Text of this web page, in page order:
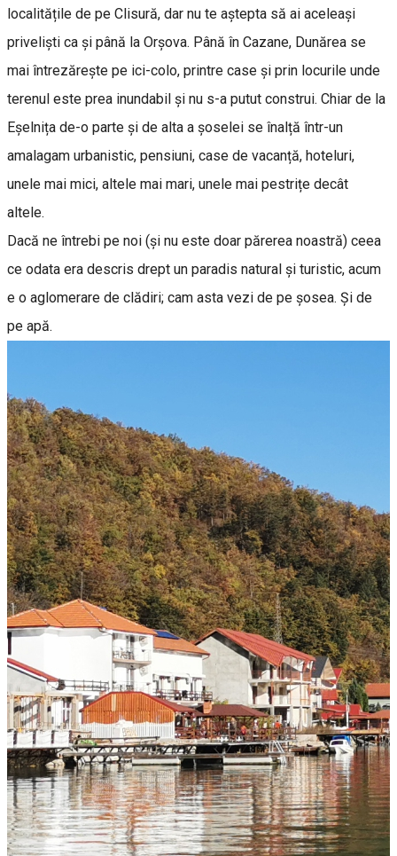
localitățile de pe Clisură, dar nu te aștepta să ai aceleași
priveliști ca și până la Orșova. Până în Cazane, Dunărea se
mai întrezărește pe ici-colo, printre case și prin locurile unde
terenul este prea inundabil și nu s-a putut construi. Chiar de la
Eșelnița de-o parte și de alta a șoselei se înalță într-un
amalagam urbanistic, pensiuni, case de vacanță, hoteluri,
unele mai mici, altele mai mari, unele mai pestrițe decât
altele.
Dacă ne întrebi pe noi (și nu este doar părerea noastră) ceea
ce odata era descris drept un paradis natural și turistic, acum
e o aglomerare de clădiri; cam asta vezi de pe șosea. Şi de
pe apă.